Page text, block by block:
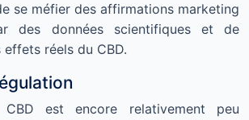
se méfier des affirmations marketing
des données scientifiques et de
effets réels du CBD.
est encore relativement peu